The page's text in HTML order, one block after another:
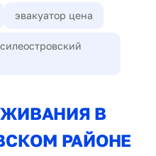
эвакуатор цена
В
РАЙОНЕ